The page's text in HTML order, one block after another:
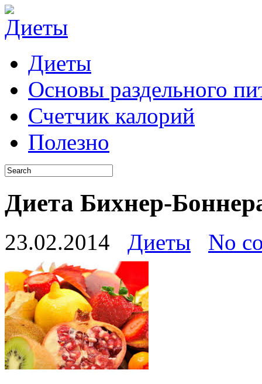
Диеты
Основы раздельного
Счетчик калорий
Полезно
Диета Бихнер-
23.02.2014 Диеты No